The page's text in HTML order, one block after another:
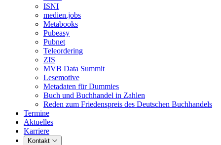
ISNI
medien.jobs
Metabooks
Pubeasy
Pubnet
Teleordering
ZIS
MVB Data Summit
Lesemotive
Metadaten für Dummies
Buch und Buchhandel in Zahlen
Reden zum Friedenspreis des Deutschen Buchhandels
Termine
Aktuelles
Karriere
Kontakt